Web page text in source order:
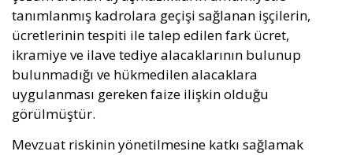
tanımlanmış kadrolara geçişi sağlanan işçilerin,
ücretlerinin tespiti ile talep edilen fark ücret,
ikramiye ve ilave tediye alacaklarının bulunup
bulunmadığı ve hükmedilen alacaklara
uygulanması gereken faize ilişkin olduğu
görülmüştür.
Mevzuat riskinin yönetilmesine katkı sağlamak